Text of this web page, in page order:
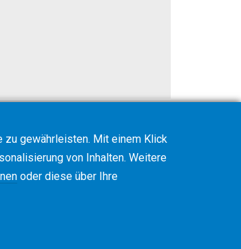
zu gewährleisten. Mit einem Klick
von Inhalten. Weitere
oder diese über Ihre